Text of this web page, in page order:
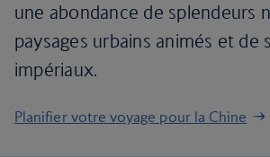
une abondance de splendeurs
paysages urbains animés et de
impériaux.
Planifier votre voyage pour la Chine